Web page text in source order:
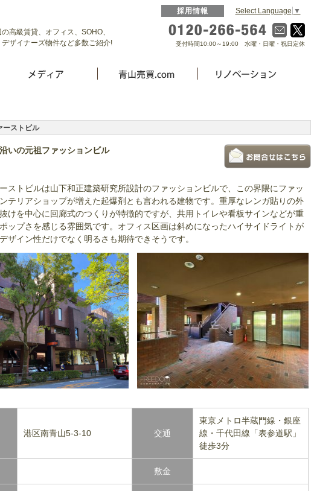
高級賃貸、オフィス、SOHO、
ザイナーズ物件など多数ご紹介!
採用情報 Select Language ▼
0120-266-564
受付時間10:00～19:00 水曜・日曜・祝日定休
ーストビル
いの元祖ファッションビル
ストビルは山下和正建築研究所設計のファッションビルで、この界隈にファッ
テリアショップが増えた起爆剤とも言われる建物です。重厚なレンガ貼りの外
けを中心に回廊式のつくりが特徴的ですが、共用トイレや看板サインなどが重
ップさを感じる雰囲気です。オフィス区画は斜めになったハイサイドライトが
ザイン性だけでなく明るさも期待できそうです。
港区南青山5-3-10 交通
東京メトロ半蔵門線・銀座
線・千代田線「表参道駅」
徒歩3分
敷金